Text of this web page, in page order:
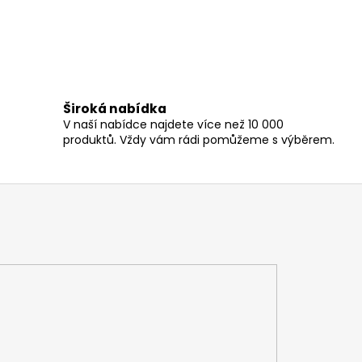
Široká nabídka
V naší nabídce najdete více než 10 000
produktů. Vždy vám rádi pomůžeme s výběrem.